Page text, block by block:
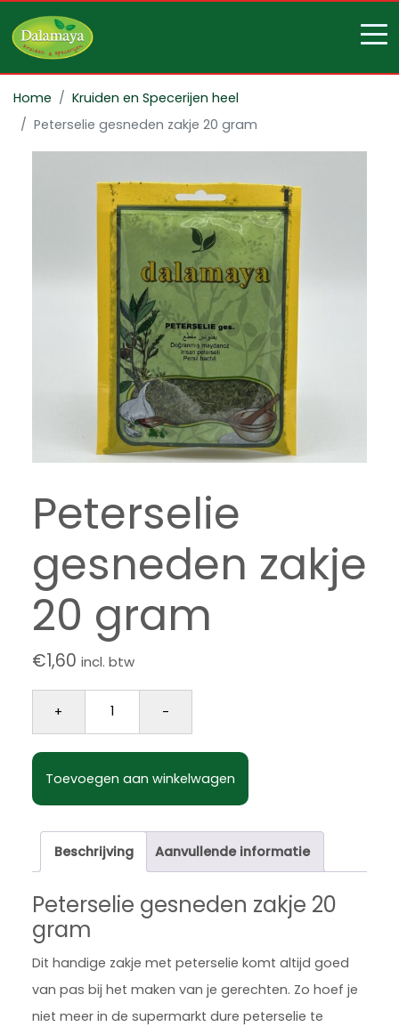
Home
Kruiden en Specerijen heel
Peterselie gesneden zakje 20 gram
Peterselie
gesneden zakje
20 gram
€1,60 incl. btw
+
Peterselie gesneden zakje 20 gram aantal
-
Toevoegen aan winkelwagen
Beschrijving Aanvullende informatie
Peterselie gesneden zakje 20
gram
Dit handige zakje met peterselie komt altijd goed
van pas bij het maken van je gerechten. Zo hoef je
niet meer in de supermarkt dure peterselie te